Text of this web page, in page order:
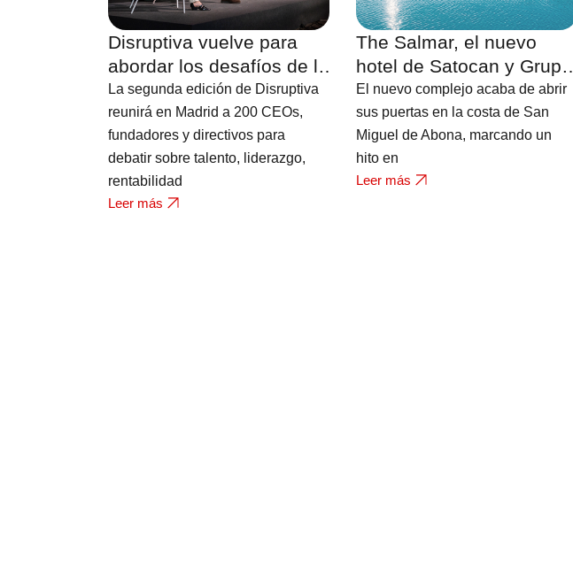
Disruptiva vuelve para
abordar los desafíos de la
hostelería
La segunda edición de Disruptiva
reunirá en Madrid a 200 CEOs,
fundadores y directivos para
debatir sobre talento, liderazgo,
rentabilidad
Leer más
The Salmar, el nuevo
hotel de Satocan y Grupo
Fuertes en Tenerife con
vistas al Atlántico
El nuevo complejo acaba de abrir
sus puertas en la costa de San
Miguel de Abona, marcando un
hito en
Leer más